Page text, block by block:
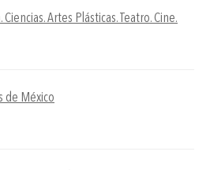
Artes Plásticas. Teatro. Cine.
de México